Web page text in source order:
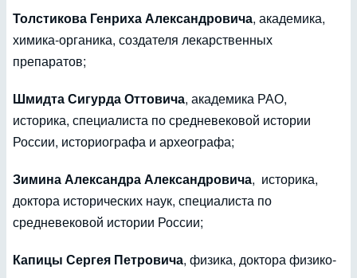
Толстикова Генриха Александровича, академика,
химика-органика, создателя лекарственных
препаратов;
Шмидта Сигурда Оттовича, академика РАО,
историка, специалиста по средневековой истории
России, историографа и археографа;
Зимина Александра Александровича, историка,
доктора исторических наук, специалиста по
средневековой истории России;
Капицы Сергея Петровича, физика, доктора физико-